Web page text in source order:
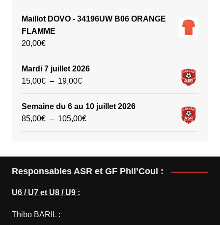
choisies
page
Maillot DOVO - 34196UW B06 ORANGE
FLAMME
20,00€
Mardi 7 juillet 2026
15,00€ – 19,00€Plage
de
prix :
15,00€
à
Semaine du 6 au 10 juillet 2026
85,00€ – 105,00€Plage
de
85,00€
à
Responsables ASR et GF Phil’Coul :
U6 / U7 et U8 / U9 :
Thibo BARIL :